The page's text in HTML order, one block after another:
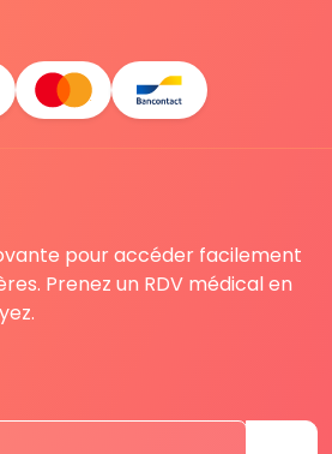
pour accéder facilement
Prenez un RDV médical en